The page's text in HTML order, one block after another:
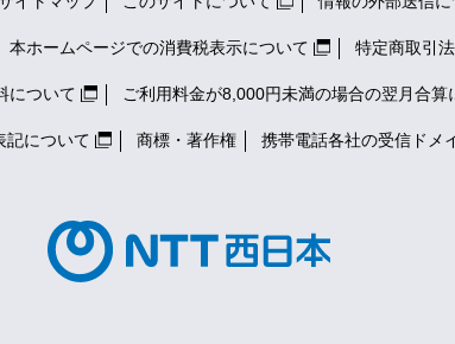
本ホームページでの消費税表示について 特定商取引
について ご利用料金が8,000円未満の場合の翌月合算
記について 商標・著作権 携帯電話各社の受信ドメ